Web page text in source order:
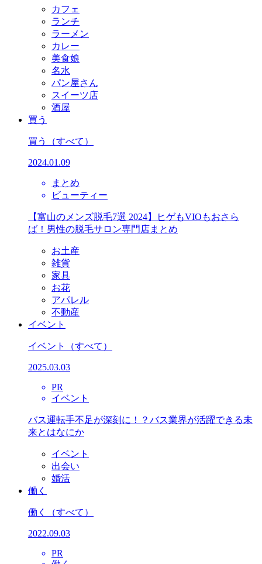
カフェ
ランチ
ラーメン
カレー
美食娘
名水
パン屋さん
スイーツ店
酒屋
買う
買う （すべて）
2024.01.09
まとめ
ビューティー
【富山のメンズ脱毛7選 2024】ヒゲもVIOもおさら
ば！男性の脱毛サロン専門店まとめ
お土産
雑貨
家具
お花
アパレル
不動産
イベント
イベント （すべて）
2025.03.03
PR
イベント
バス運転手不足が深刻に！？バス業界が活躍できる未
来とはなにか
イベント
出会い
婚活
働く
働く （すべて）
2022.09.03
PR